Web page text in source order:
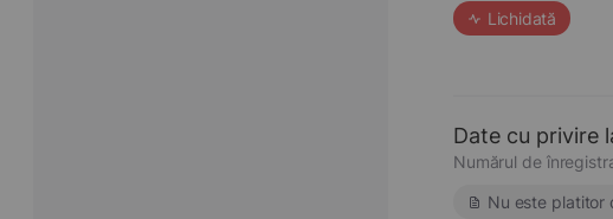
Lichidată
Date cu privire
Numărul de
Nu este platitor